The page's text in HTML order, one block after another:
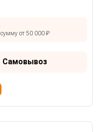
от 50 000 ₽
Самовывоз